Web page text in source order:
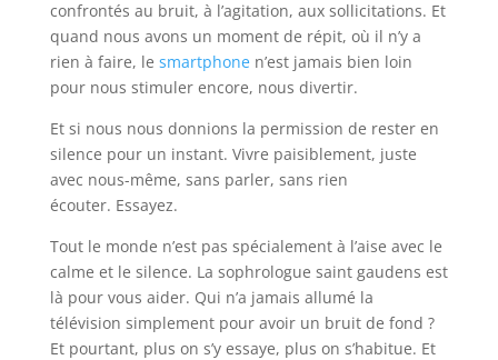
confrontés au bruit, à l’agitation, aux sollicitations. Et
quand nous avons un moment de répit, où il n’y a
rien à faire, le smartphonen’est jamais bien loin
pour nous stimuler encore, nous divertir.
Et si nous nous donnions la permission de rester en
silence pour un instant. Vivre paisiblement, juste
avec nous-même, sans parler, sans rien
écouter. Essayez.
Tout le monde n’est pas spécialement à l’aise avec le
calme et le silence. La sophrologue saint gaudens est
là pour vous aider. Qui n’a jamais allumé la
télévision simplement pour avoir un bruit de fond ?
Et pourtant, plus on s’y essaye, plus on s’habitue. Et